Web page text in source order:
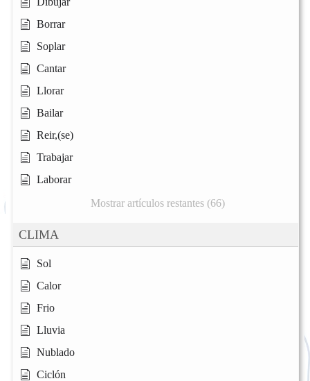
Borrar
Soplar
Cantar
Llorar
Bailar
Reir,(se)
Trabajar
Laborar
Mostrar artículos restantes (66)
CLIMA
Sol
Calor
Frio
Lluvia
Nublado
Ciclón